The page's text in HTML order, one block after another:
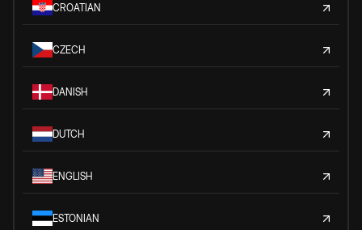
CROATIAN
CZECH
DANISH
DUTCH
ENGLISH
ESTONIAN